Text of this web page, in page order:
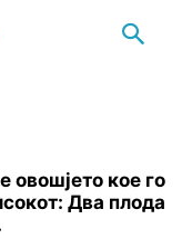
овошјето кое го
Два плода